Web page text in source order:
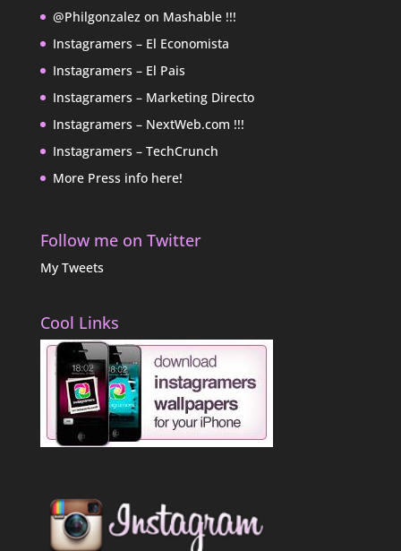
@Philgonzalez on Mashable !!!
Instagramers – El Economista
Instagramers – El Pais
Instagramers – Marketing Directo
Instagramers – NextWeb.com !!!
Instagramers – TechCrunch
More Press info here!
Follow me on Twitter
My Tweets
Cool Links